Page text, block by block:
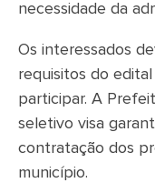
necessidade da
Os interessados
requisitos do
participar. A
seletivo visa
contratação dos
município.